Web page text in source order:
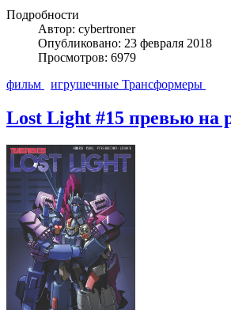
Подробности
Автор: cybertroner
Опубликовано: 23 февраля 2018
Просмотров: 6979
фильм
игрушечные Трансформеры
Lost Light #15 превью на